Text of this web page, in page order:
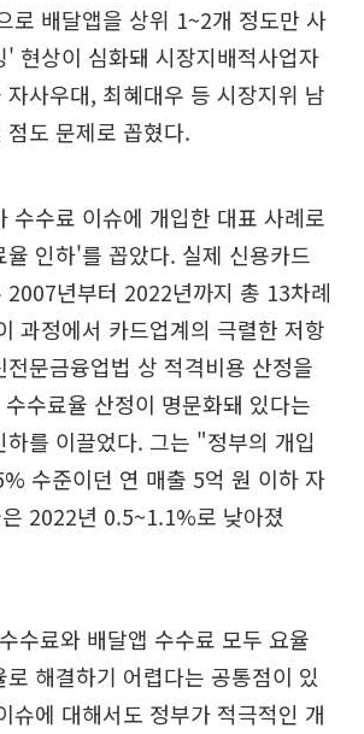
로 배달앱을 상위 1~2개 정도만 사
현상이 심화돼 시장지배적사업자
자사우대, 최혜대우 등 시장지위 남
도 문제로 꼽혔다.
수수료 이슈에 개입한 대표 사례로
인하'를 꼽았다. 실제 신용카드
2007년부터 2022년까지 총 13차례
과정에서 카드업계의 극렬한 저항
문금융업법 상 적격비용 산정을
수료율 산정이 명문화돼 있다는
하를 이끌었다. 그는 "정부의 개입
수준이던 연 매출 5억 원 이하 자
2022년 0.5~1.1%로 낮아졌
수료와 배달앱 수수료 모두 요율
해결하기 어렵다는 공통점이 있
슈에 대해서도 정부가 적극적인 개